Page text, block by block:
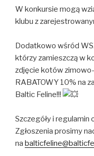
W konkursie mogą
klubu z
Dodatkowo wśród
którzy zamieszczą w
zdjęcie kotów
RABATOWY 10% na
Baltic Feline!!!
Szczegóły i regulamin
Zgłoszenia prosimy
na